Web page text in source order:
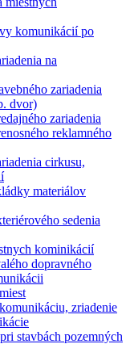
komunikácií po
na
zariadenia
dvor)
zariadenia
reklamného
cirkusu,
materiálov
sedenia
kominikácií
dopravného
zriadenie
stavbách pozemných